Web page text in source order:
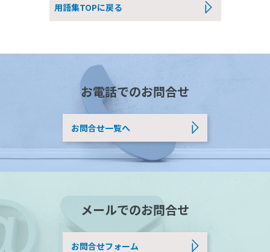
用語集TOPに戻る
お電話でのお問合せ
お問合せ一覧へ
メールでのお問合せ
お問合せフォーム